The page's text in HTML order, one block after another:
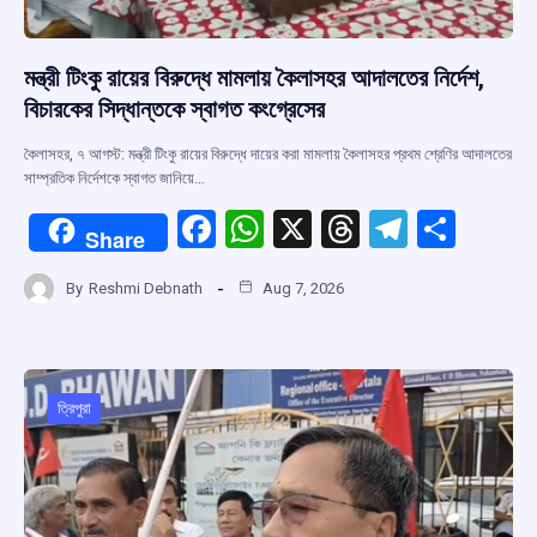
মন্ত্রী টিংকু রায়ের বিরুদ্ধে মামলায় কৈলাসহর আদালতের নির্দেশ,
বিচারকের সিদ্ধান্তকে স্বাগত কংগ্রেসের
কৈলাসহর, ৭ আগস্ট: মন্ত্রী টিংকু রায়ের বিরুদ্ধে দায়ের করা মামলায় কৈলাসহর প্রথম শ্রেণির আদালতের
সাম্প্রতিক নির্দেশকে স্বাগত জানিয়ে…
Share
F
ce
o
o
k
W
at
A
p
p
X
T
d
s
T
a
m
By Reshmi Debnath Aug 7, 2026
ত্রিপুরা